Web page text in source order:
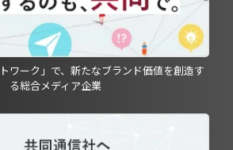
ワーク」で、新たなブランド価値を創造す
る総合メディア企業